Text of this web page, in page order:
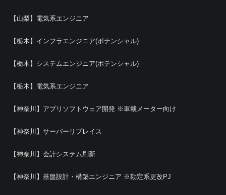
【山梨】電気系エンジニア
【栃木】インフラエンジニア(ポテンシャル)
【栃木】システムエンジニア(ポテンシャル)
【栃木】電気系エンジニア
【神奈川】アプリソフトウェア開発 ※車載メーター向け
【神奈川】サーバーリプレイス
【神奈川】会計システム刷新
【神奈川】基盤設計・構築エンジニア ※勘定系更改PJ